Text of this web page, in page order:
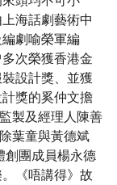
海話劇藝術中
劇喻榮軍編
次榮獲香港金
設計獎、並獲
獎的奚仲文擔
製及經理人陳善
葉童與黃德斌
創團成員楊永德
《唔講得》故